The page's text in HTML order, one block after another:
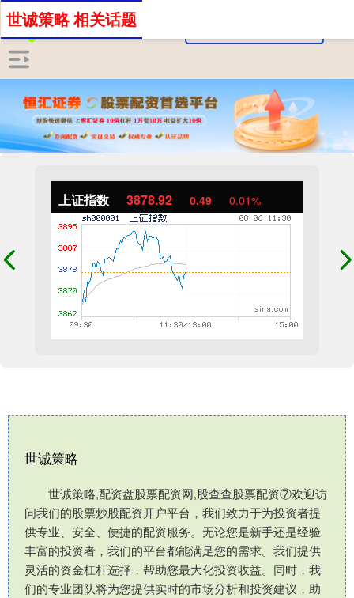
上证指数 3878.92 0.49 0.01%
世诚策略
世诚策略,配资盘股票配资网,股查查股票配资⑦欢迎访
问我们的股票炒股配资开户平台，我们致力于为投资者提
供专业、安全、便捷的配资服务。无论您是新手还是经验
丰富的投资者，我们的平台都能满足您的需求。我们提供
灵活的资金杠杆选择，帮助您最大化投资收益。同时，我
们的专业团队将为您提供实时的市场分析和投资建议，助
世诚策略 相关话题